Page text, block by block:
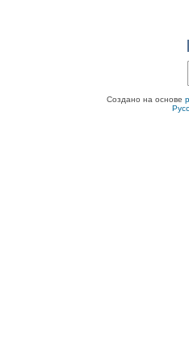
Создано на основе